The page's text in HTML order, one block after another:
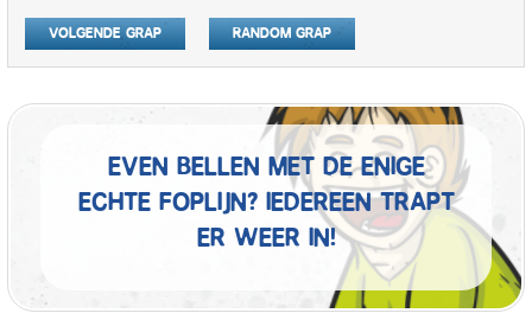
Volgende grap Random grap
Even bellen met de enige
echte foplijn? Iedereen trapt
er weer in!